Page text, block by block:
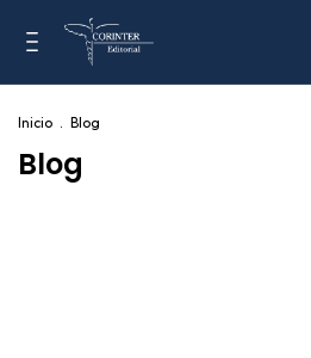
Inicio . Blog
Blog